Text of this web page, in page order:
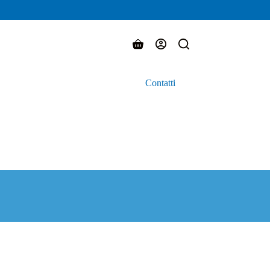
Carrello
Contatti